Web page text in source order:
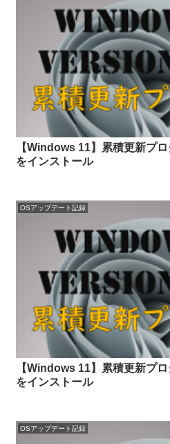
【Windows 11】累積更新プ
をインストール
OSアップデート記録
【Windows 11】累積更新プ
をインストール
OSアップデート記録